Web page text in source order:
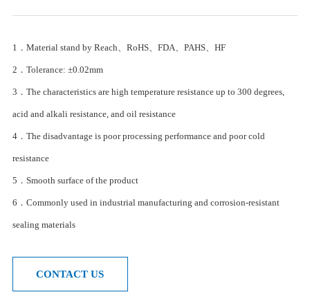
1．Material stand by Reach、RoHS、FDA、PAHS、HF
2．Tolerance: ±0.02mm
3．The characteristics are high temperature resistance up to 300 degrees,
acid and alkali resistance, and oil resistance
4．The disadvantage is poor processing performance and poor cold
resistance
5．Smooth surface of the product
6．Commonly used in industrial manufacturing and corrosion-resistant
sealing materials
CONTACT US